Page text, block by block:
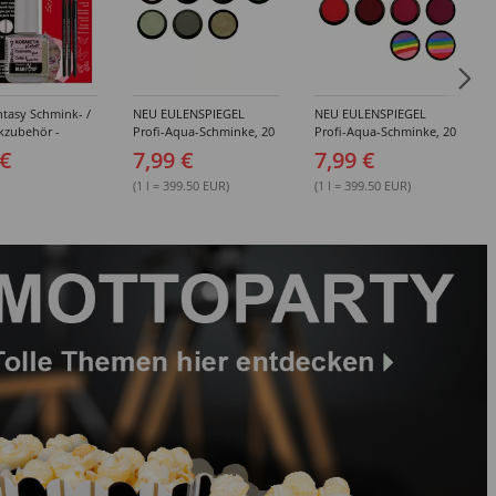
Schmink- /
-
NEU EULENSPIEGEL
Profi-Aqua-Schminke, 20
Grau-Töne -
Verschiedene Farben
7,99 €
(1 l = 399.50 EUR)
NEU EULENSPIEGEL
Profi-Aqua-Schminke, 20
Verschiedene Farben
7,99 €
(1 l = 399.50 EUR)